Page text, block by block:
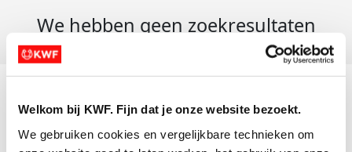
Welkom bij KWF. Fijn dat je onze website bezoekt.
We gebruiken cookies en vergelijkbare technieken om
We hebben geen zoekresultaten
Actiematerialen
Evenementen